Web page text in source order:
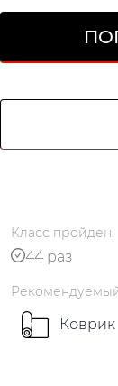
Класс пройден:
44 раз
Коврик